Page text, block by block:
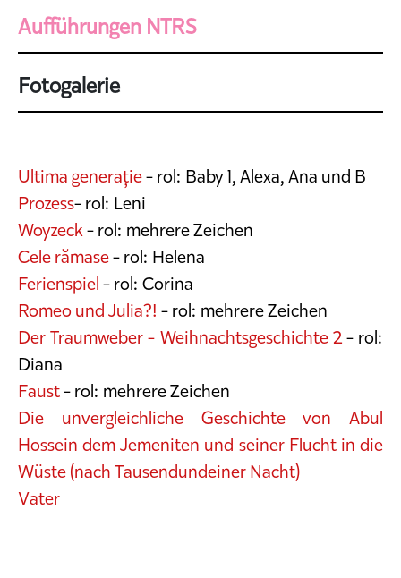
Aufführungen NTRS
Fotogalerie
Ultima generație- rol: Baby 1, Alexa, Ana und B
Prozess- rol: Leni
Woyzeck- rol: mehrere Zeichen
Cele rămase- rol: Helena
Ferienspiel- rol: Corina
Romeo und Julia?! - rol: mehrere Zeichen
Der Traumweber - Weihnachtsgeschichte 2- rol:
Diana
Faust- rol: mehrere Zeichen
Die unvergleichliche Geschichte von Abul
Hossein dem Jemeniten und seiner Flucht in die
Wüste (nach Tausendundeiner Nacht)
Vater